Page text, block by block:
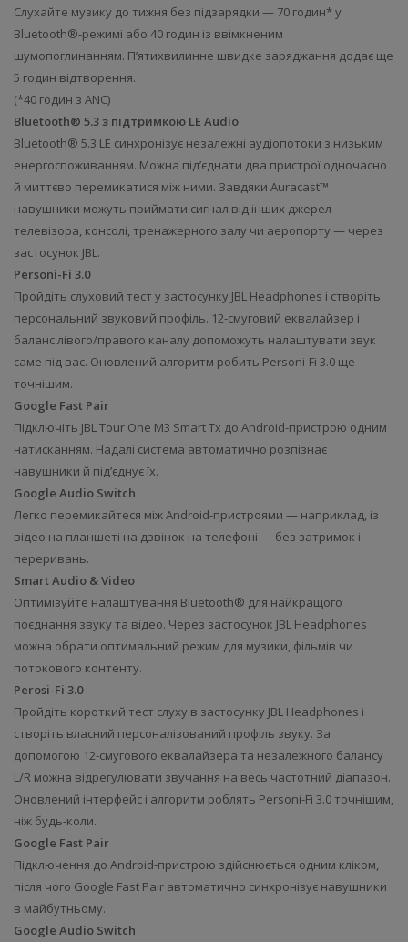
Слухайте музику до тижня без підзарядки — 70 годин* у
Bluetooth®-режимі або 40 годин із ввімкненим
шумопоглинанням. П’ятихвилинне швидке заряджання додає ще
5 годин відтворення.
(*40 годин з ANC)
Bluetooth® 5.3 з підтримкою LE Audio
Bluetooth® 5.3 LE синхронізує незалежні аудіопотоки з низьким
енергоспоживанням. Можна під’єднати два пристрої одночасно
й миттєво перемикатися між ними. Завдяки Auracast™
навушники можуть приймати сигнал від інших джерел —
телевізора, консолі, тренажерного залу чи аеропорту — через
застосунок JBL.
Personi-Fi 3.0
Пройдіть слуховий тест у застосунку JBL Headphones і створіть
персональний звуковий профіль. 12-смуговий еквалайзер і
баланс лівого/правого каналу допоможуть налаштувати звук
саме під вас. Оновлений алгоритм робить Personi-Fi 3.0 ще
точнішим.
Google Fast Pair
Підключіть JBL Tour One M3 Smart Tx до Android-пристрою одним
натисканням. Надалі система автоматично розпізнає
навушники й під’єднує їх.
Google Audio Switch
Легко перемикайтеся між Android-пристроями — наприклад, із
відео на планшеті на дзвінок на телефоні — без затримок і
переривань.
Smart Audio & Video
Оптимізуйте налаштування Bluetooth® для найкращого
поєднання звуку та відео. Через застосунок JBL Headphones
можна обрати оптимальний режим для музики, фільмів чи
потокового контенту.
Perosi-Fi 3.0
Пройдіть короткий тест слуху в застосунку JBL Headphones і
створіть власний персоналізований профіль звуку. За
допомогою 12-смугового еквалайзера та незалежного балансу
L/R можна відрегулювати звучання на весь частотний діапазон.
Оновлений інтерфейс і алгоритм роблять Personi-Fi 3.0 точнішим,
ніж будь-коли.
Google Fast Pair
Підключення до Android-пристрою здійснюється одним кліком,
після чого Google Fast Pair автоматично синхронізує навушники
в майбутньому.
Google Audio Switch